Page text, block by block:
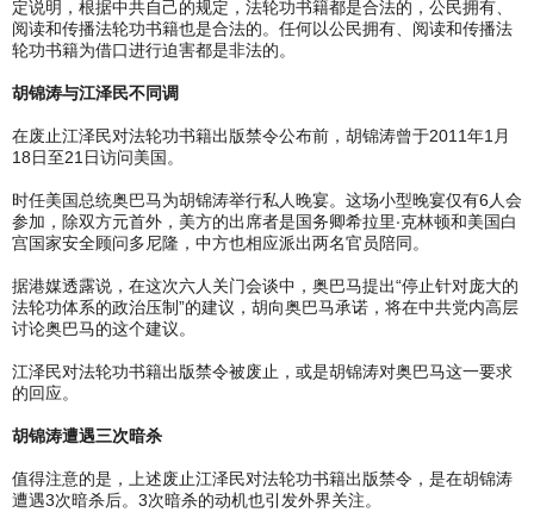
定说明，根据中共自己的规定，法轮功书籍都是合法的，公民拥有、
阅读和传播法轮功书籍也是合法的。任何以公民拥有、阅读和传播法
轮功书籍为借口进行迫害都是非法的。
胡锦涛与江泽民不同调
在废止江泽民对法轮功书籍出版禁令公布前，胡锦涛曾于2011年1月
18日至21日访问美国。
时任美国总统奥巴马为胡锦涛举行私人晚宴。这场小型晚宴仅有6人会
参加，除双方元首外，美方的出席者是国务卿希拉里‧克林顿和美国白
宫国家安全顾问多尼隆，中方也相应派出两名官员陪同。
据港媒透露说，在这次六人关门会谈中，奥巴马提出“停止针对庞大的
法轮功体系的政治压制”的建议，胡向奥巴马承诺，将在中共党内高层
讨论奥巴马的这个建议。
江泽民对法轮功书籍出版禁令被废止，或是胡锦涛对奥巴马这一要求
的回应。
胡锦涛遭遇三次暗杀
值得注意的是，上述废止江泽民对法轮功书籍出版禁令，是在胡锦涛
遭遇3次暗杀后。3次暗杀的动机也引发外界关注。